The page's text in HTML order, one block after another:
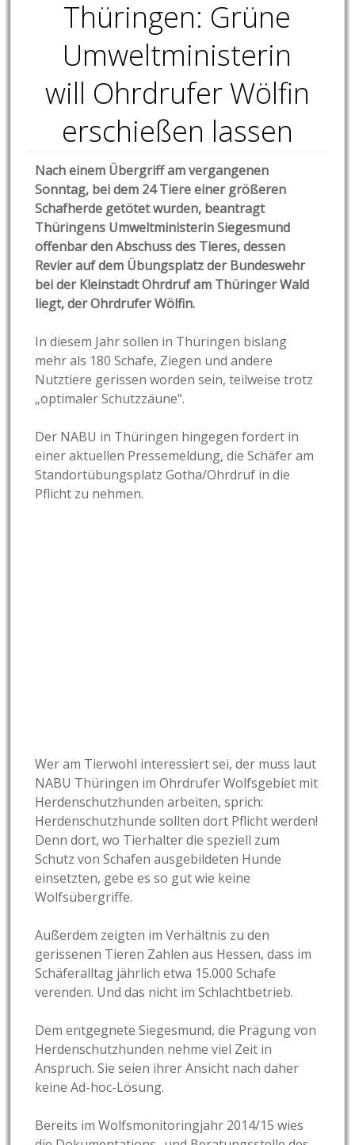
Thüringen: Grüne
Umweltministerin
will Ohrdrufer Wölfin
erschießen lassen
Nach einem Übergriff am vergangenen
Sonntag, bei dem 24 Tiere einer größeren
Schafherde getötet wurden, beantragt
Thüringens Umweltministerin Siegesmund
offenbar den Abschuss des Tieres, dessen
Revier auf dem Übungsplatz der Bundeswehr
bei der Kleinstadt Ohrdruf am Thüringer Wald
liegt, der Ohrdrufer Wölfin.
In diesem Jahr sollen in Thüringen bislang
mehr als 180 Schafe, Ziegen und andere
Nutztiere gerissen worden sein, teilweise trotz
„optimaler Schutzzäune“.
Der NABU in Thüringen hingegen fordert in
einer aktuellen Pressemeldung, die Schäfer am
Standortübungsplatz Gotha/Ohrdruf in die
Pflicht zu nehmen.
Wer am Tierwohl interessiert sei, der muss laut
NABU Thüringen im Ohrdrufer Wolfsgebiet mit
Herdenschutzhunden arbeiten, sprich:
Herdenschutzhunde sollten dort Pflicht werden!
Denn dort, wo Tierhalter die speziell zum
Schutz von Schafen ausgebildeten Hunde
einsetzten, gebe es so gut wie keine
Wolfsübergriffe.
Außerdem zeigten im Verhältnis zu den
gerissenen Tieren Zahlen aus Hessen, dass im
Schäferalltag jährlich etwa 15.000 Schafe
verenden. Und das nicht im Schlachtbetrieb.
Dem entgegnete Siegesmund, die Prägung von
Herdenschutzhunden nehme viel Zeit in
Anspruch. Sie seien ihrer Ansicht nach daher
keine Ad-hoc-Lösung.
Bereits im Wolfsmonitoringjahr 2014/15 wies